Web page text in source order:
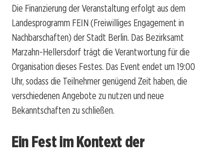
Die Finanzierung der Veranstaltung erfolgt aus dem
Landesprogramm FEIN (Freiwilliges Engagement in
Nachbarschaften) der Stadt Berlin. Das Bezirksamt
Marzahn-Hellersdorf trägt die Verantwortung für die
Organisation dieses Festes. Das Event endet um 19:00
Uhr, sodass die Teilnehmer genügend Zeit haben, die
verschiedenen Angebote zu nutzen und neue
Bekanntschaften zu schließen.
Ein Fest im Kontext der